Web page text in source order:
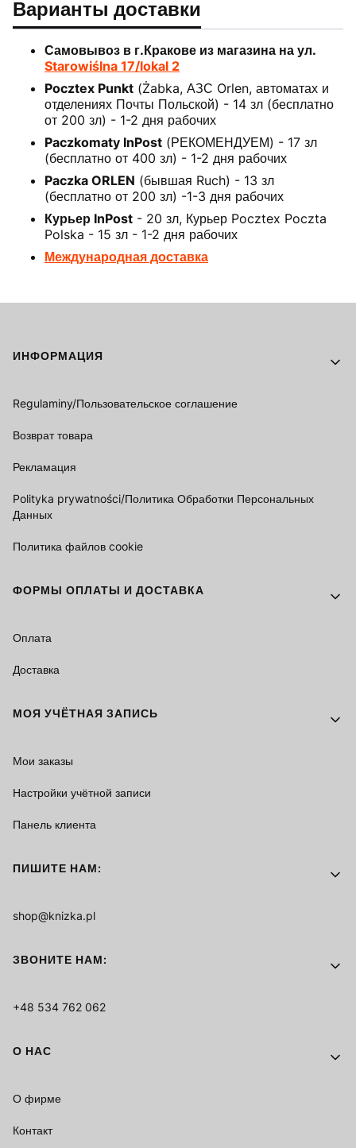
Варианты доставки
Самовывоз в г.Кракове из магазина на ул.
Starowiślna 17/lokal 2
Pocztex Punkt (Żabka, АЗС Orlen, автоматах и
отделениях Почты Польской) - 14 зл (бесплатно
от 200 зл) - 1-2 дня рабочих
Paczkomaty InPost (РЕКОМЕНДУЕМ) - 17 зл
(бесплатно от 400 зл) - 1-2 дня рабочих
Paczka ORLEN (бывшая Ruch) - 13 зл
(бесплатно от 200 зл) -1-3 дня рабочих
Курьер InPost - 20 зл, Курьер Pocztex Poczta
Polska - 15 зл - 1-2 дня рабочих
Международная доставка
Footer menu
ИНФОРМАЦИЯ
Regulaminy/Пользовательское соглашение
Возврат товара
Рекламация
Polityka prywatności/Политика Обработки Персональных
Данных
Политика файлов cookie
ФОРМЫ ОПЛАТЫ И ДОСТАВКА
Оплата
Доставка
МОЯ УЧЁТНАЯ ЗАПИСЬ
Мои заказы
Настройки учётной записи
Панель клиента
ПИШИТЕ НАМ:
shop@knizka.pl
ЗВОНИТЕ НАМ:
+48 534 762 062
О НАС
О фирме
Контакт